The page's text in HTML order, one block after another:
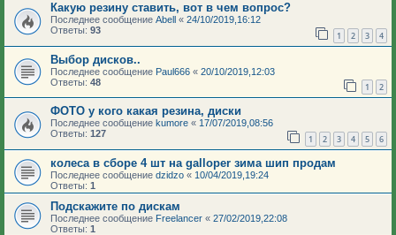
Какую резину ставить, вот в чем вопрос?
Последнее сообщение Abell « 24/10/2019,16:12
Ответы: 93 1 2 3 4
Выбор дисков..
Последнее сообщение Paul666 « 20/10/2019,12:03
Ответы: 48 1 2
ФОТО у кого какая резина, диски
Последнее сообщение kumore « 17/07/2019,08:56
Ответы: 127 1 2 3 4 5 6
колеса в сборе 4 шт на galloper зима шип продам
Последнее сообщение dzidzo « 10/04/2019,19:24
Ответы: 1
Подскажите по дискам
Последнее сообщение Freelancer « 27/02/2019,22:08
Ответы: 1